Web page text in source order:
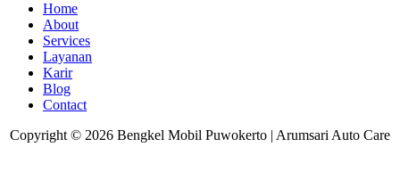
Home
About
Services
Layanan
Karir
Blog
Contact
Copyright © 2026 Bengkel Mobil Puwokerto | Arumsari Auto Care